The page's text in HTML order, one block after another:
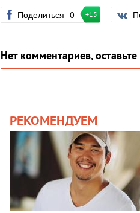
Поделиться 0 +15
Нет комментариев,
РЕКОМЕНДУЕМ